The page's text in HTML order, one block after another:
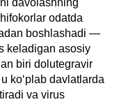
davolashning
odatda
boshlashadi —
keladigan asosiy
biri dolutegravir
ko‘plab davlatlarda
va virus